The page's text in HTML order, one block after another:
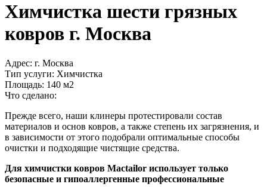
Химчистка шести грязных
ковров г. Москва
Адрес: г. Москва
Тип услуги: Химчистка
Площадь: 140 м2
Что сделано:
Прежде всего, наши клинеры протестировали состав
материалов и основ ковров, а также степень их загрязнения, и
в зависимости от этого подобрали оптимальные способы
очистки и подходящие чистящие средства.
Для химчистки ковров Mactailor использует только
безопасные и гипоаллергенные профессиональные